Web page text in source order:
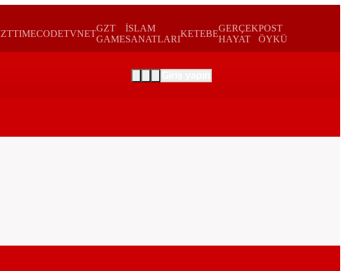
TIMECODETVNET
GZT
GAME
İSLAM
SANATLARI
KETEBE
GERÇEK
HAYAT
POST
ÖYKÜ